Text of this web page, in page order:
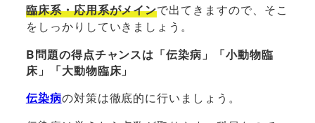
臨床系・応用系がメインで出てきますので、そこ
をしっかりしていきましょう。
B問題の得点チャンスは「伝染病」「小動物臨
床」「大動物臨床」
伝染病の対策は徹底的に行いましょう。